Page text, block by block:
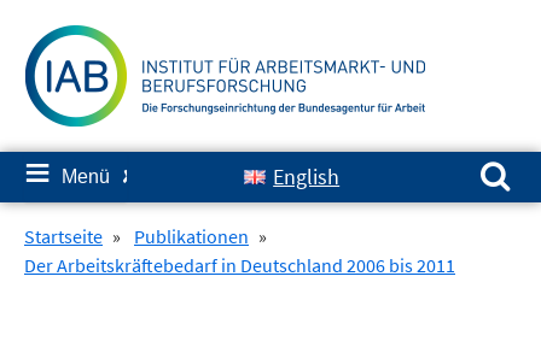
zum
Inhalt
≡ Menü ✘ English
Suchen nach:
Startseite » Publikationen »
Der Arbeitskräftebedarf in Deutschland 2006 bis 2011